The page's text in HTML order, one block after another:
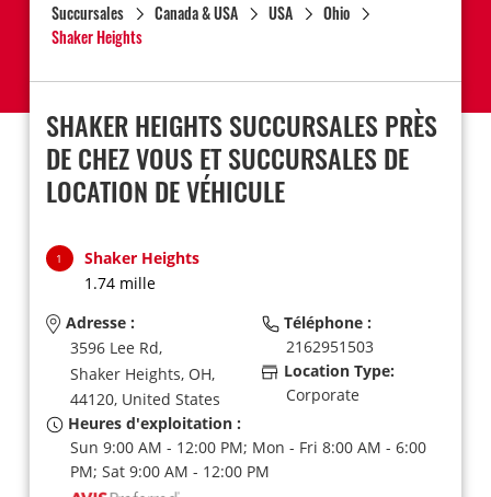
Succursales Canada & USA USA
Ohio
Shaker Heights
SHAKER HEIGHTS SUCCURSALES PRÈS
DE CHEZ VOUS ET SUCCURSALES DE
LOCATION DE VÉHICULE
1
Shaker Heights
1.74 mille
Adresse :
3596 Lee Rd,
Shaker Heights, OH,
44120, United States
Téléphone :
2162951503
Location Type:
Corporate
Heures d'exploitation :
Sun 9:00 AM - 12:00 PM; Mon - Fri 8:00 AM - 6:00
PM; Sat 9:00 AM - 12:00 PM